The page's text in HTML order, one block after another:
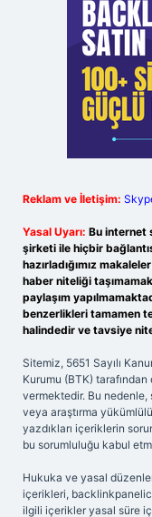
Reklam ve İletişim:
Yasal Uyarı: Bu internet
şirketi ile hiçbir
hazırladığımız
haber niteliği
paylaşım
benzerlikleri tamamen
halindedir ve tavsiye
Sitemiz, 5651 Sayılı
Kurumu (BTK)
vermektedir. Bu
veya araştırma
yazdıkları içeriklerin
bu sorumluluğu kabul
Hukuka ve yasal
içerikleri,
ilgili içerikler yasal süre